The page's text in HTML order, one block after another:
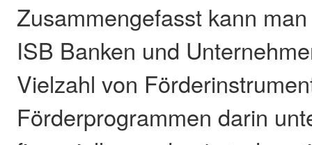
Zusammengefasst kann
ISB Banken und
Vielzahl von
Förderprogrammen darin